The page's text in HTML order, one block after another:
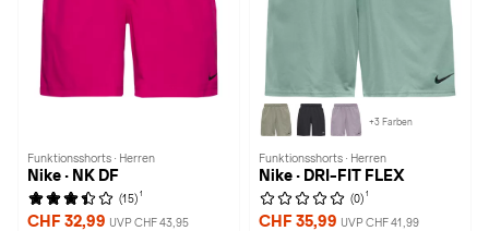
Funktionsshorts · Herren
Nike · NK DF
(15) 1
CHF 32,99 UVP CHF 43,95
+3 Farben
Funktionsshorts · Herren
Nike · DRI-FIT FLEX
(0) 1
CHF 35,99 UVP CHF 41,99